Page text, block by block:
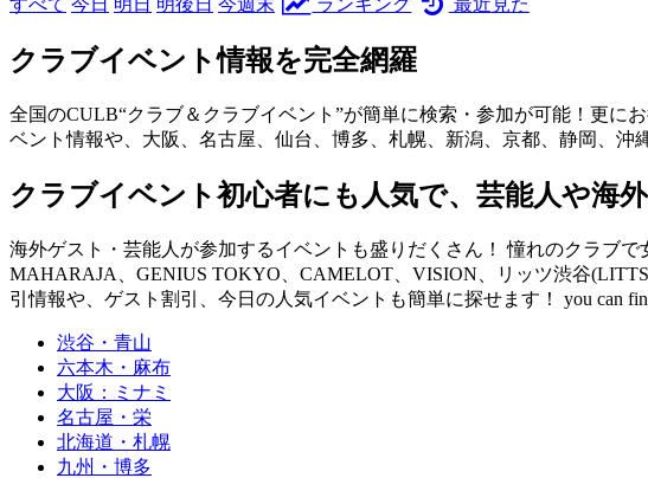
クラブイベント情報を完全網羅
全国のCULB“クラブ＆クラブイベント”が簡単に検索・参加が可能！更に
ベント情報や、大阪、名古屋、仙台、博多、札幌、新潟、京都、静岡、沖
クラブイベント初心者にも人気で、芸能人や海
海外ゲスト・芸能人が参加するイベントも盛りだくさん！ 憧れのクラブ
MAHARAJA、GENIUS TOKYO、CAMELOT、VISION、リッツ渋谷
引情報や、ゲスト割引、今日の人気イベントも簡単に探せます！ you can
渋谷・青山
六本木・麻布
大阪：ミナミ
名古屋・栄
北海道・札幌
九州・博多